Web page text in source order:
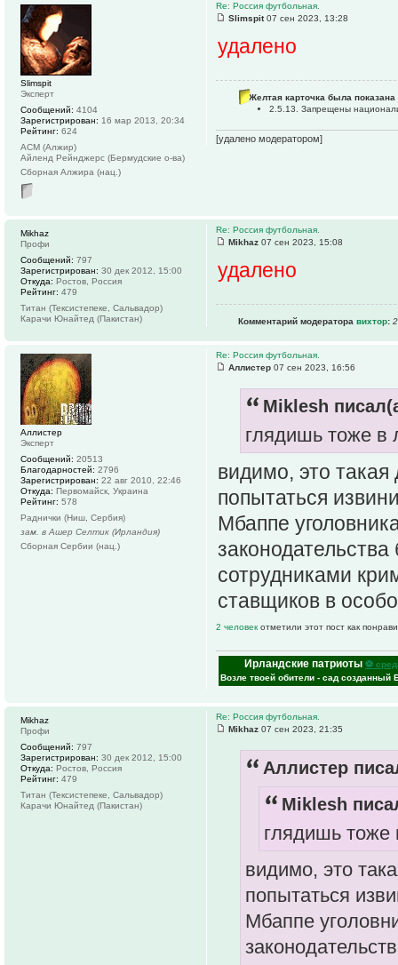
Re: Россия футбольная.
Slimspit07 сен 2023, 13:28
удалено
Желтая карточка была показана
2.5.13. Запрещены
[удалено модератором]
Slimspit
Эксперт
Сообщений: 4104
Зарегистрирован: 16 мар 2013, 20:34
Рейтинг: 624
АСМ (Алжир)
Айленд Рейнджерс (Бермудские о-ва)
Сборная Алжира (нац.)
Re: Россия футбольная.
Mikhaz 07 сен 2023, 15:08
удалено
Комментарий модератора вихтор:
Mikhaz
Профи
Сообщений: 797
Зарегистрирован: 30 дек 2012, 15:00
Откуда: Ростов, Россия
Рейтинг: 479
Титан (Тексистепеке, Сальвадор)
Карачи Юнайтед (Пакистан)
Re: Россия футбольная.
Аллистер 07 сен 2023, 16:56
Miklesh
глядишь тоже
видимо, это
попытаться
Мбаппе
сотрудниками
ставщиков в
2 человек отметили этот пост как
Ирландские патриоты ⚽
Возле твоей обители - сад созданный
Аллистер
Эксперт
Сообщений: 20513
Благодарностей: 2796
Зарегистрирован: 22 авг 2010, 22:46
Откуда: Первомайск, Украина
Рейтинг: 578
Раднички (Ниш, Сербия)
зам. в Ашер Селтик (Ирландия)
Сборная Сербии (нац.)
Re: Россия футбольная.
Mikhaz 07 сен 2023, 21:35
Аллистер
Miklesh
глядишь
видимо, это
попытаться
Мбаппе
Mikhaz
Профи
Сообщений: 797
Зарегистрирован: 30 дек 2012, 15:00
Откуда: Ростов, Россия
Рейтинг: 479
Титан (Тексистепеке, Сальвадор)
Карачи Юнайтед (Пакистан)